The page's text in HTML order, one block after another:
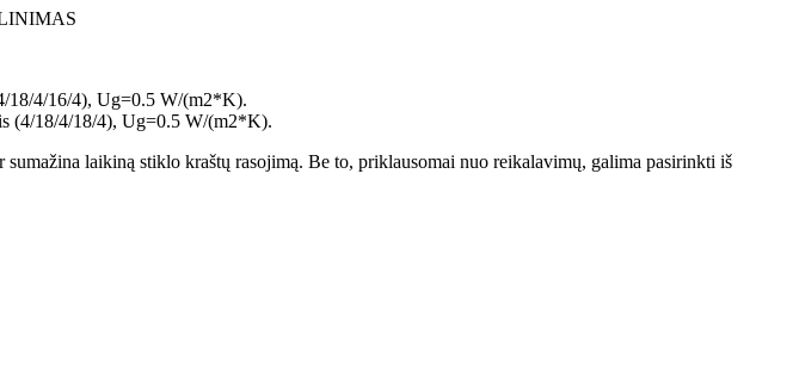
18/4/16/4), Ug=0.5 W/(m2*K).
(4/18/4/18/4), Ug=0.5 W/(m2*K).
laikiną stiklo kraštų rasojimą. Be to, priklausomai nuo reikalavimų, galima pasirinkti iš